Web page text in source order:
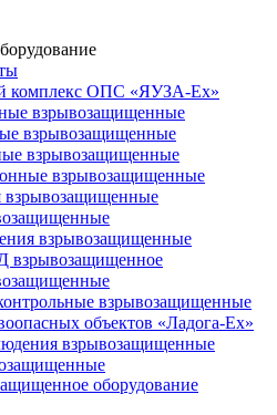
комплекс ОПС «ЯУЗА-Ех»
взрывозащищенные
взрывозащищенные
взрывозащищенные
взрывозащищенные
взрывозащищенные
взрывозащищенные
взрывозащищенное
взрывозащищенные
объектов «Ладога-Ex»
взрывозащищенные
оборудование